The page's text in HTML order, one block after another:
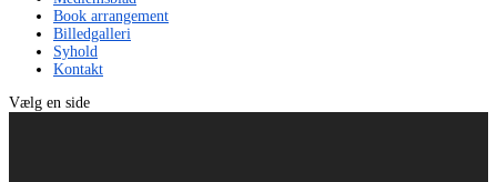
Book arrangement
Billedgalleri
Syhold
Kontakt
Vælg en side